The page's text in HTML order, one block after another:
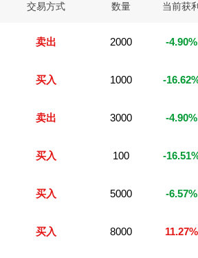
交易方式 数量 当前获利
卖出 2000 -4.90%
买入 1000 -
卖出 3000 -4.90%
买入 100 -
买入 5000 -6.57%
买入 8000 11.27%